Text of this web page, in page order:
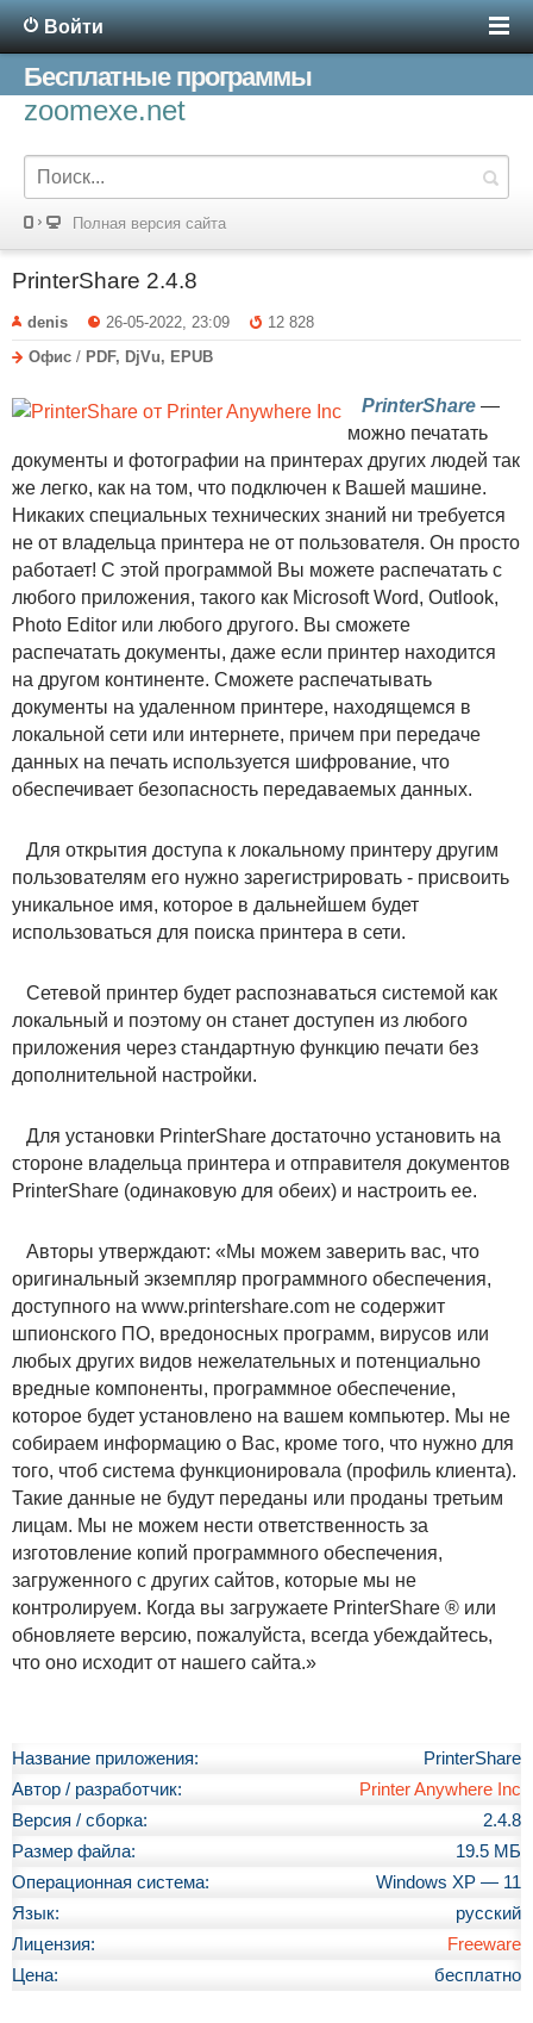
Войти
Бесплатные программы
zoomexe.net
Полная версия сайта
PrinterShare 2.4.8
denis 26-05-2022, 23:09
12 828
Офис / PDF, DjVu, EPUB
PrinterShare —
можно печатать
документы и фотографии на принтерах других людей так
же легко, как на том, что подключен к Вашей машине.
Никаких специальных технических знаний ни требуется
не от владельца принтера не от пользователя. Он просто
работает! С этой программой Вы можете распечатать с
любого приложения, такого как Microsoft Word, Outlook,
Photo Editor или любого другого. Вы сможете
распечатать документы, даже если принтер находится
на другом континенте. Сможете распечатывать
документы на удаленном принтере, находящемся в
локальной сети или интернете, причем при передаче
данных на печать используется шифрование, что
обеспечивает безопасность передаваемых данных.
Для открытия доступа к локальному принтеру другим
пользователям его нужно зарегистрировать - присвоить
уникальное имя, которое в дальнейшем будет
использоваться для поиска принтера в сети.
Сетевой принтер будет распознаваться системой как
локальный и поэтому он станет доступен из любого
приложения через стандартную функцию печати без
дополнительной настройки.
Для установки PrinterShare достаточно установить на
стороне владельца принтера и отправителя документов
PrinterShare (одинаковую для обеих) и настроить ее.
Авторы утверждают: «Мы можем заверить вас, что
оригинальный экземпляр программного обеспечения,
доступного на www.printershare.com не содержит
шпионского ПО, вредоносных программ, вирусов или
любых других видов нежелательных и потенциально
вредные компоненты, программное обеспечение,
которое будет установлено на вашем компьютер. Мы не
собираем информацию о Вас, кроме того, что нужно для
того, чтоб система функционировала (профиль клиента).
Такие данные не будут переданы или проданы третьим
лицам. Мы не можем нести ответственность за
изготовление копий программного обеспечения,
загруженного с других сайтов, которые мы не
контролируем. Когда вы загружаете PrinterShare ® или
обновляете версию, пожалуйста, всегда убеждайтесь,
что оно исходит от нашего сайта.»
Название приложения:
PrinterShare
Автор / разработчик:
Printer Anywhere Inc
Версия / сборка:
2.4.8
Размер файла:
19.5 МБ
Операционная система:
Windows XP — 11
Язык:
русский
Лицензия:
Freeware
Цена:
бесплатно